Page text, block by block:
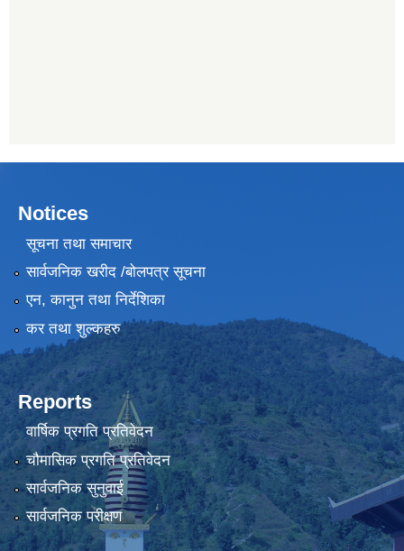
Notices
सूचना तथा समाचार
सार्वजनिक खरीद /बोलपत्र सूचना
एन, कानुन तथा निर्देशिका
कर तथा शुल्कहरु
Reports
वार्षिक प्रगति प्रतिवेदन
चौमासिक प्रगति प्रतिवेदन
सार्वजनिक सुनुवाई
सार्वजनिक परीक्षण